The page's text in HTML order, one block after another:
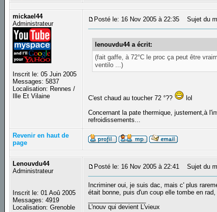
mickael44
Administrateur
Inscrit le: 05 Juin 2005
Messages: 5837
Localisation: Rennes /
Ille Et Vilaine
Posté le: 16 Nov 2005 à 22:35 Sujet du
lenouvdu44 a écrit:
(fait gaffe, à 72°C le proc ça peut être
ventilo ...)
C'est chaud au toucher 72 °??
lol
Concernant la pate thermique, justement,à
refroidissements...
Revenir en haut de
page
Lenouvdu44
Administrateur
Inscrit le: 01 Aoû 2005
Messages: 4919
Localisation: Grenoble
Posté le: 16 Nov 2005 à 22:41 Sujet du
Incriminer oui, je suis dac, mais c' plus
était bonne, puis d'un coup elle tombe en
L'nouv qui devient L'vieux